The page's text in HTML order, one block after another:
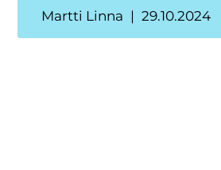
Martti Linna 29.10.2024